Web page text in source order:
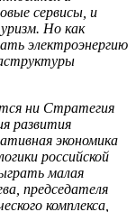
сервисы, и
Но как
электроэнергию
ни Стратегия
развития
экономика
российской
малая
председателя
комплекса,